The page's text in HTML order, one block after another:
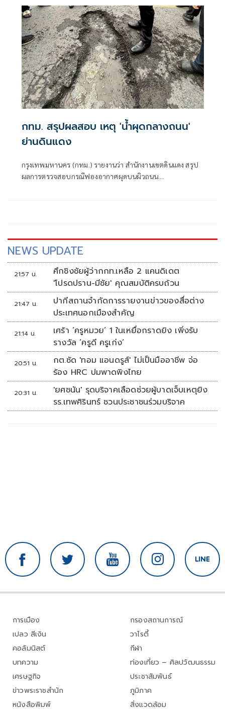
ปลอดภัย
กทม. สรุปผลสอบ เหตุ 'น้ำผุดกลางถนน'
ย่านดินแดง
กรุงเทพมหานคร (กทม.) รายงานว่า สำนักงานเขตดินแดง สรุป
ผลการตรวจสอบกรณีฟองอากาศผุดบนผิวถนน
NEWS UPDATE
21:57 น.
ศึกชิงชัยผู้ว่ากกท.เหลือ 2 แคนดิเดต
'โปรดปราน-มีชัย' คุณสมบัติครบถ้วน
21:47 น.
ปากีสถานจำกัดการรายงานข่าวของสื่อต่าง
ประเทศนอกเมืองสำคัญ
21:14 น.
เศร้า ‘ครูหมวย’ 1 ในเหยื่อกราดยิง เพิ่งรับ
รางวัล ‘ครูดี ครูเก่ง’
20:51 น.
กต.ซัด 'ทอม แอนดรูส์' ไม่เป็นมืออาชีพ จ่อ
ร้อง HRC ปมพาดพิงไทย
20:31 น.
'ยศชนัน' รุดบริจาคเลือดช่วยผู้บาดเจ็บเหตุยิง
รร.เทพศิรินทร์ ชวนประชาชนร่วมบริจาค
การเมือง
เปลว สีเงิน
คอลัมนิสต์
บทความ
เศรษฐกิจ
ข่าวพระราชสำนัก
หนังสือพิมพ์
กรองสถานการณ์
วาไรตี้
กีฬา
ท่องเที่ยว – ศิลปวัฒนธรรม
ประชาสัมพันธ์
ภูมิภาค
สิ่งแวดล้อม